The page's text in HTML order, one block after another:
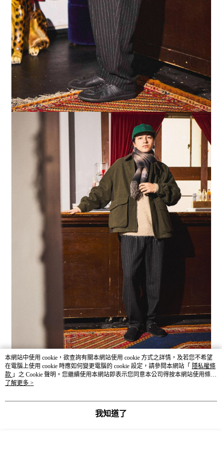
本網站中使用 cookie，欲查詢有關本網站使用 cookie 方式之詳情，及若您不希望
在電腦上使用 cookie 時應如何變更電腦的 cookie 設定，請參閱本網站「 隱私權條
款 」之 Cookie 聲明。您繼續使用本網站即表示您同意本公司得按本網站使用條款
之 Cookie 聲明使用 cookie。
了解更多 >
我知道了